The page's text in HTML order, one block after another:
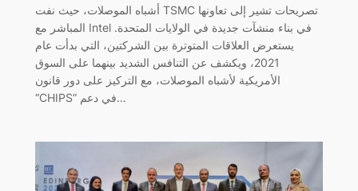
أشباه الموصلات، حيث نفت TSMC تصريحات تشير إلى تعاونها
المباشر مع Intel في بناء منشآت جديدة في الولايات المتحدة.
يستعرض العلاقات المتوترة بين الشركتين، التي بدأت عام
2021، ويكشف عن التنافس الشديد بينهما على السوق
الأمريكية لأشباه الموصلات، مع التركيز على دور قانون
“CHIPS” في دعم…